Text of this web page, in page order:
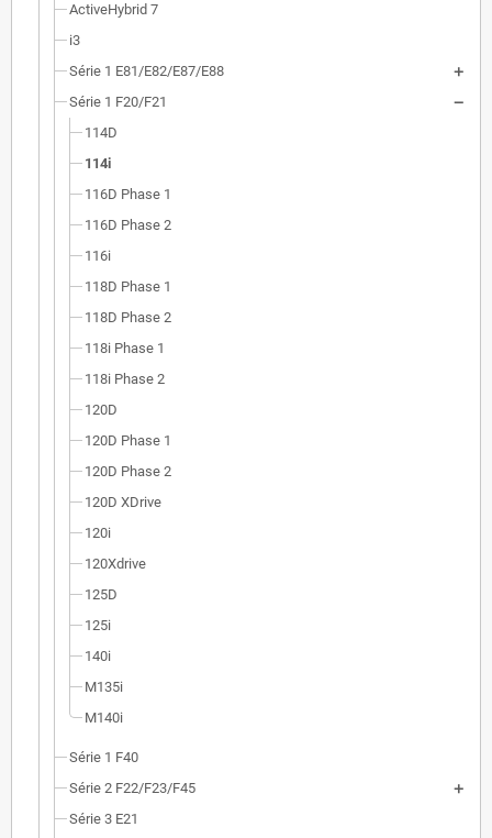
ActiveHybrid 7
i3
Série 1 E81/E82/E87/E88
Série 1 F20/F21
114D
114i
116D Phase 1
116D Phase 2
116i
118D Phase 1
118D Phase 2
118i Phase 1
118i Phase 2
120D
120D Phase 1
120D Phase 2
120D XDrive
120i
120Xdrive
125D
125i
140i
M135i
M140i
Série 1 F40
Série 2 F22/F23/F45
Série 3 E21